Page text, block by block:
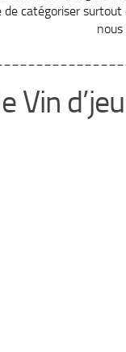
de catégoriser
Vin